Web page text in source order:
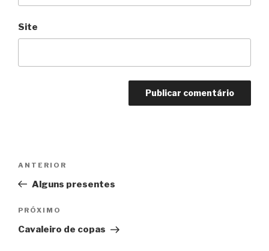
Site
Post
Anterior
ANTERIOR
Alguns presentes
Próximo
PRÓXIMO
Cavaleiro de copas